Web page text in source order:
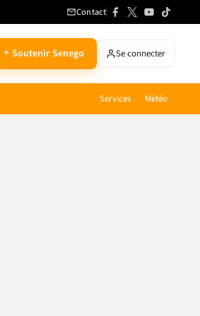
Contact
Soutenir Senego Se connecter
Services Météo